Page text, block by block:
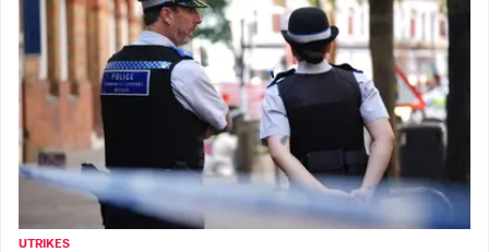
UTRIKES